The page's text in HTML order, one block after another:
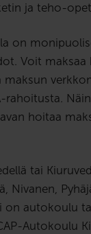
ja teho-
on
Voit maksaa
maksun
rahoitusta.
hoitaa
tai
Nivanen,
on autokoulu
Autokoulu